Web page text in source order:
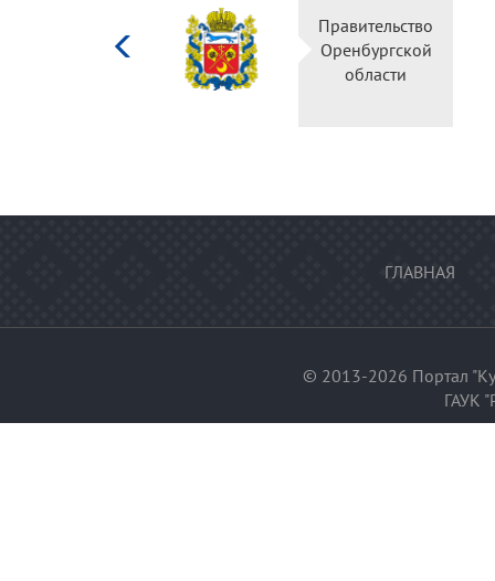
Министерство
культуры
Российской
федерации
ГЛАВНАЯ
© 2013-2026 Портал
ГАУК